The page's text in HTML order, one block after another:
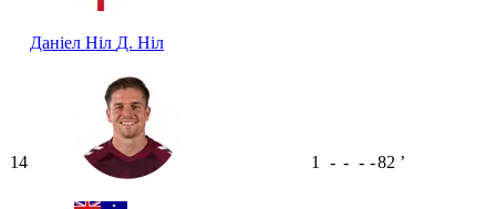
Даніел Ніл Д. Ніл
14 1 - - - -82 ʼ